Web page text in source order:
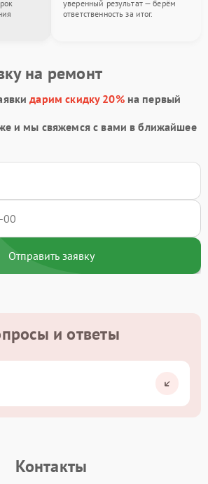
уверенный результат — берём
ответственность за итог.
на ремонт
дарим скидку 20%на первый
и мы свяжемся с вами в ближайшее
Отправить заявку
и ответы
Контакты